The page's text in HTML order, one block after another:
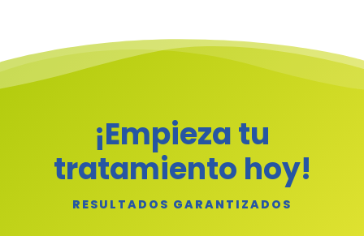
¡Empieza tu
tratamiento hoy!
RESULTADOS GARANTIZADOS
DentiKids
Afiliación Familiar